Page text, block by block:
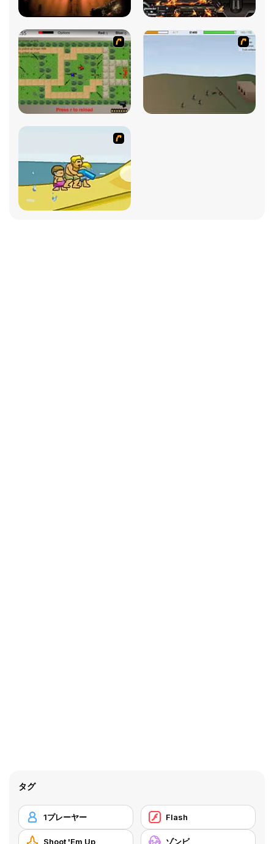
タグ
1プレーヤー Flash
Shoot 'Em Up ゾンビ